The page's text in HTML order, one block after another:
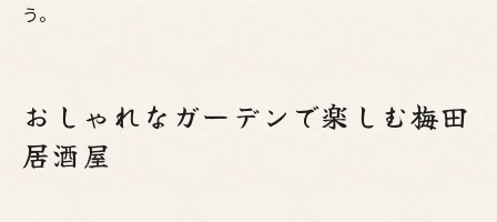
う。
おしゃれなガーデンで楽しむ梅田
居酒屋